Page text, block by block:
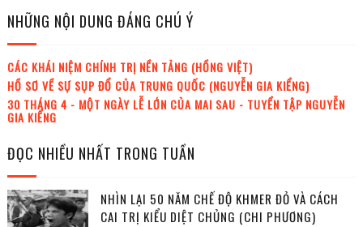
NHỮNG NỘI DUNG ĐÁNG CHÚ Ý
CÁC KHÁI NIỆM CHÍNH TRỊ NỀN TẢNG (HỒNG VIỆT)
HỒ SƠ VỀ SỰ SỤP ĐỔ CỦA TRUNG QUỐC (NGUYỄN GIA KIỂNG)
30 THÁNG 4 - MỘT NGÀY LỄ LỚN CỦA MAI SAU - TUYỂN TẬP NGUYỄN
GIA KIỂNG
ĐỌC NHIỀU NHẤT TRONG TUẦN
NHÌN LẠI 50 NĂM CHẾ ĐỘ KHMER ĐỎ VÀ CÁCH
CAI TRỊ KIỂU DIỆT CHỦNG (CHI PHƯƠNG)